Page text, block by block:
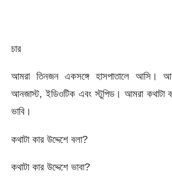
চার
আমরা তিনজন একসঙ্গে হাসপাতালে আসি।
আনজাস্ট, ইডিওটিক এবং স্টুপিড। আমরা কথাটা
ভাবি।
কথাটা কার উদ্দেশে বলা?
কথাটা কার উদ্দেশে ভাবা?